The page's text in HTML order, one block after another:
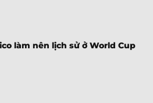
làm nên lịch sử ở World Cup